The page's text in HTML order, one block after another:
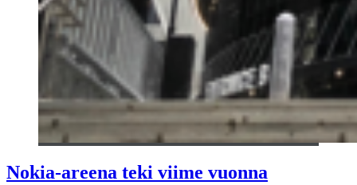
Nokia-areena teki viime vuonna